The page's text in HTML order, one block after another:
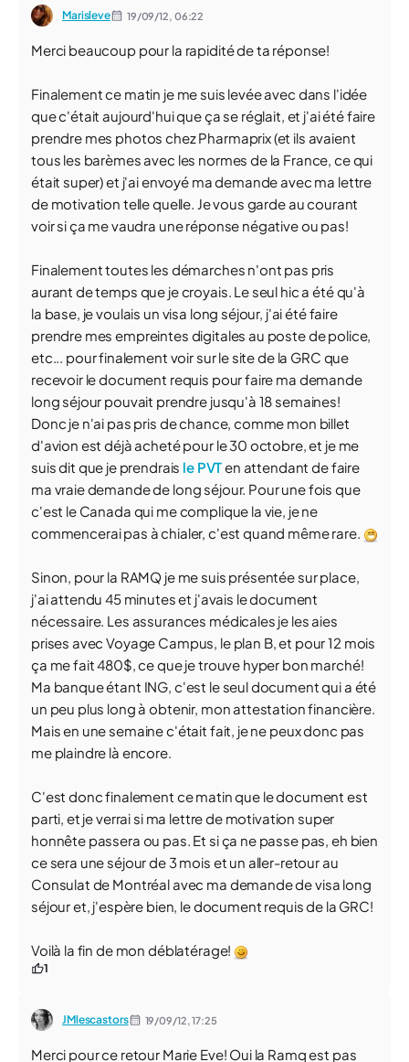
Marisleve 19/09/12, 06:22
Merci beaucoup pour la rapidité de ta réponse!
Finalement ce matin je me suis levée avec dans l'idée
que c'était aujourd'hui que ça se réglait, et j'ai été faire
prendre mes photos chez Pharmaprix (et ils avaient
tous les barèmes avec les normes de la France, ce qui
était super) et j'ai envoyé ma demande avec ma lettre
de motivation telle quelle. Je vous garde au courant
voir si ça me vaudra une réponse négative ou pas!
Finalement toutes les démarches n'ont pas pris
aurant de temps que je croyais. Le seul hic a été qu'à
la base, je voulais un visa long séjour, j'ai été faire
prendre mes empreintes digitales au poste de police,
etc... pour finalement voir sur le site de la GRC que
recevoir le document requis pour faire ma demande
long séjour pouvait prendre jusqu'à 18 semaines!
Donc je n'ai pas pris de chance, comme mon billet
d'avion est déjà acheté pour le 30 octobre, et je me
suis dit que je prendrais le PVTen attendant de faire
ma vraie demande de long séjour. Pour une fois que
c'est le Canada qui me complique la vie, je ne
commencerai pas à chialer, c'est quand même rare.
Sinon, pour la RAMQ je me suis présentée sur place,
j'ai attendu 45 minutes et j'avais le document
nécessaire. Les assurances médicales je les aies
prises avec Voyage Campus, le plan B, et pour 12 mois
ça me fait 480$, ce que je trouve hyper bon marché!
Ma banque étant ING, c'est le seul document qui a été
un peu plus long à obtenir, mon attestation financière.
Mais en une semaine c'était fait, je ne peux donc pas
me plaindre là encore.
C'est donc finalement ce matin que le document est
parti, et je verrai si ma lettre de motivation super
honnête passera ou pas. Et si ça ne passe pas, eh bien
ce sera une séjour de 3 mois et un aller-retour au
Consulat de Montréal avec ma demande de visa long
séjour et, j'espère bien, le document requis de la GRC!
Voilà la fin de mon déblatérage!
1
JMlescastors 19/09/12,17:25
Merci pour ce retour Marie Eve! Oui la Ramq est pas